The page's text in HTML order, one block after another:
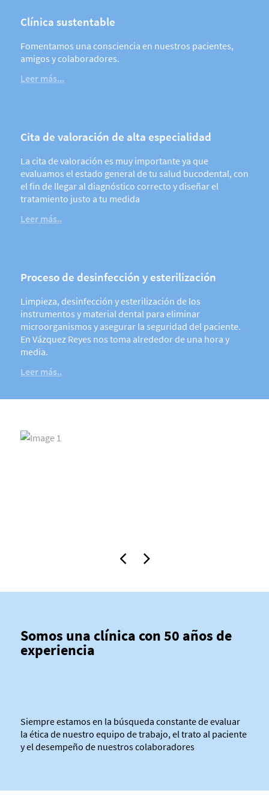
Clínica sustentable
Fomentamos una consciencia en nuestros pacientes,
amigos y colaboradores.
Leer más...
Cita de valoración de alta especialidad
La cita de valoración es muy importante ya que
evaluamos el estado general de tu salud bucodental, con
el fin de llegar al diagnóstico correcto y diseñar el
tratamiento justo a tu medida
Leer más..
Proceso de desinfección y esterilización
Limpieza, desinfección y esterilización de los
instrumentos y material dental para eliminar
microorganismos y asegurar la seguridad del paciente.
En Vázquez Reyes nos toma alrededor de una hora y
media.
Leer más..
Somos una clínica con 50 años de
experiencia
Siempre estamos en la búsqueda constante de evaluar
la ética de nuestro equipo de trabajo, el trato al paciente
y el desempeño de nuestros colaboradores